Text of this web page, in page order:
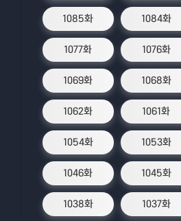
1085화 1084화
1077화 1076화
1069화 1068화
1062화 1061화
1054화 1053화
1046화 1045화
1038화 1037화